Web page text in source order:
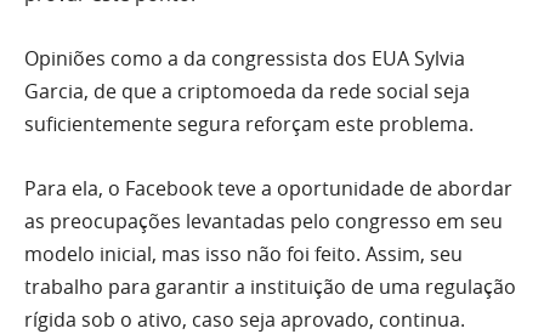
Opiniões como a da congressista dos EUA Sylvia
Garcia, de que a criptomoeda da rede social seja
suficientemente segura reforçam este problema.
Para ela, o Facebook teve a oportunidade de abordar
as preocupações levantadas pelo congresso em seu
modelo inicial, mas isso não foi feito. Assim, seu
trabalho para garantir a instituição de uma regulação
rígida sob o ativo, caso seja aprovado, continua.